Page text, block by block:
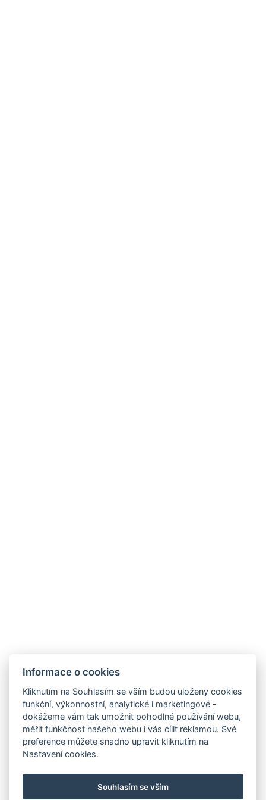
Priessnitzova 458/8
790 03 Jeseník
E-mail:recepce@hotelslunnydvur.cz
Mobil:+420 777 453 791
NAVŠTIVTE NÁŠ FACEBOOK
Informace o cookies
Kliknutím na Souhlasím se vším budou uloženy cookies
funkční, výkonnostní, analytické i marketingové -
dokážeme vám tak umožnit pohodlné používání webu,
měřit funkčnost našeho webu i vás cílit reklamou. Své
preference můžete snadno upravit kliknutím na
Nastavení cookies.
Souhlasím se vším